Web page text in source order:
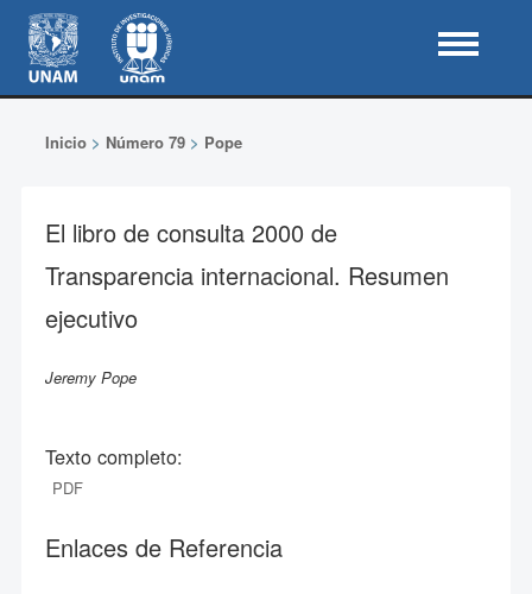
Inicio> Número 79> Pope
El libro de consulta 2000 de
Transparencia internacional. Resumen
ejecutivo
Jeremy Pope
Texto completo:
PDF
Enlaces de Referencia